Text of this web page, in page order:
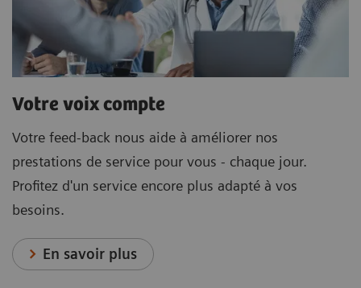
Votre voix compte
Votre feed-back nous aide à améliorer nos
prestations de service pour vous - chaque jour.
Profitez d'un service encore plus adapté à vos
besoins.
En savoir plus